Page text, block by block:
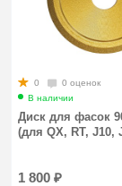
0
0 оценок
В наличии
Диск для фасок
(для QX, RT, J10,
1 800₽